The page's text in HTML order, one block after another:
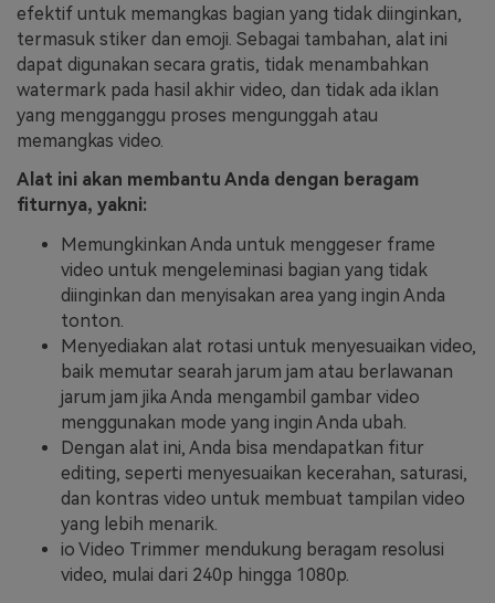
efektif untuk memangkas bagian yang tidak diinginkan,
termasuk stiker dan emoji. Sebagai tambahan, alat ini
dapat digunakan secara gratis, tidak menambahkan
watermark pada hasil akhir video, dan tidak ada iklan
yang mengganggu proses mengunggah atau
memangkas video.
Alat ini akan membantu Anda dengan beragam
fiturnya, yakni:
Memungkinkan Anda untuk menggeser frame
video untuk mengeleminasi bagian yang tidak
diinginkan dan menyisakan area yang ingin Anda
tonton.
Menyediakan alat rotasi untuk menyesuaikan video,
baik memutar searah jarum jam atau berlawanan
jarum jam jika Anda mengambil gambar video
menggunakan mode yang ingin Anda ubah.
Dengan alat ini, Anda bisa mendapatkan fitur
editing, seperti menyesuaikan kecerahan, saturasi,
dan kontras video untuk membuat tampilan video
yang lebih menarik.
io Video Trimmer mendukung beragam resolusi
video, mulai dari 240p hingga 1080p.